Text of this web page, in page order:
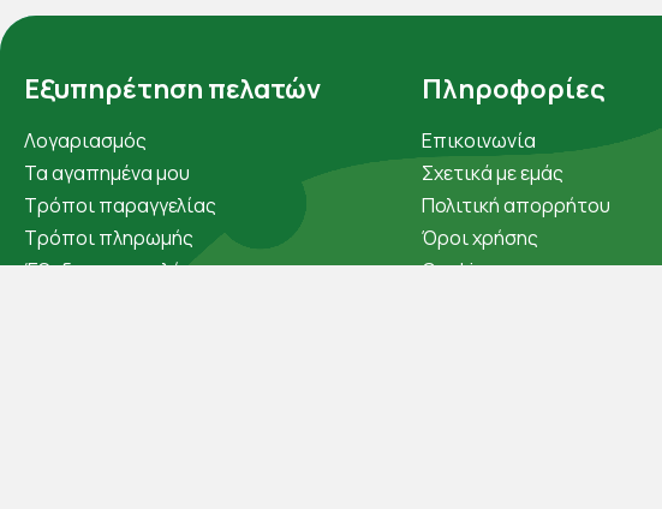
Εξυπηρέτηση πελατών
Λογαριασμός
Τα αγαπημένα μου
Τρόποι παραγγελίας
Τρόποι πληρωμής
Έξοδα αποστολής
Πληροφορίες
Επικοινωνία
Σχετικά με εμάς
Πολιτική απορρήτου
Όροι χρήσης
Cookies